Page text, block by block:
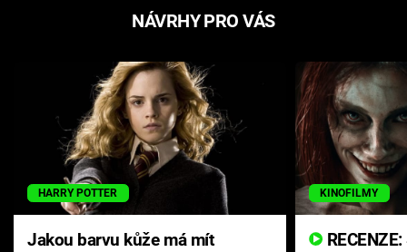
NÁVRHY PRO VÁS
HARRY POTTER
Jakou barvu kůže má mít
KINOFILMY